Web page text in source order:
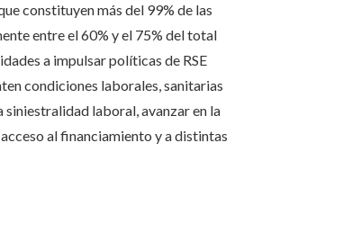
constituyen más del 99% de las
entre el 60% y el 75% del total
a impulsar políticas de RSE
condiciones laborales, sanitarias
laboral, avanzar en la
al financiamiento y a distintas